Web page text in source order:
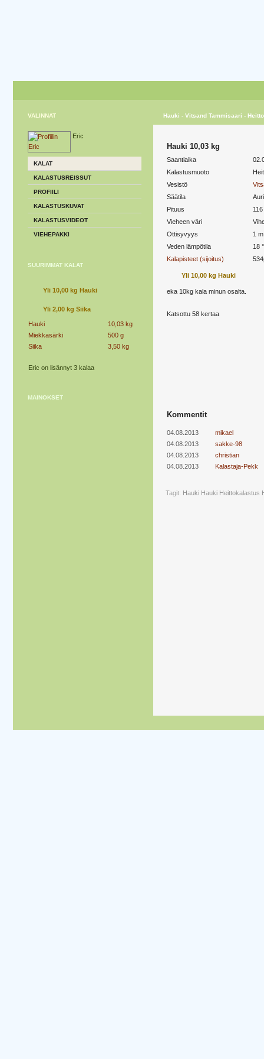
VALINNAT
Eric
KALAT
KALASTUSREISSUT
PROFIILI
KALASTUSKUVAT
KALASTUSVIDEOT
VIEHEPAKKI
SUURIMMAT KALAT
Yli 10,00 kg Hauki
Yli 2,00 kg Siika
Hauki
10,03 kg
Miekkasärki
500 g
Siika
3,50 kg
Eric on lisännyt 3 kalaa
MAINOKSET
Hauki - Vitsand Tammisaari -
Hauki 10,03 kg
Saantiaika
Kalastusmuoto
Vesistö
Säätila
Pituus
Vieheen väri
Ottisyvyys
1 m
Veden lämpötila
18
Kalapisteet (sijoitus)
Yli 10,00 kg Hauki
eka 10kg kala minun osalta.
Katsottu 58 kertaa
Kommentit
04.08.2013
mikael
04.08.2013
sakke-98
04.08.2013
christian
04.08.2013
Kalastaja-Pekk
Tagit: Hauki Hauki Heittokalastus